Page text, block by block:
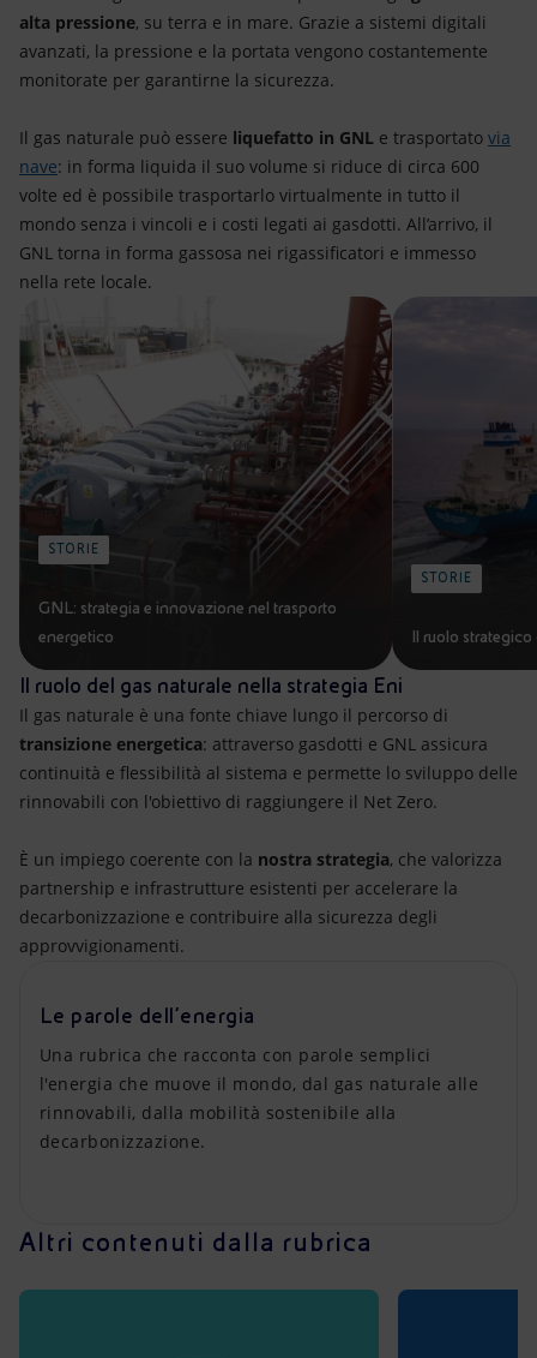
alta pressione, su terra e in mare. Grazie a sistemi digitali
avanzati, la pressione e la portata vengono costantemente
monitorate per garantirne la sicurezza.
Il gas naturale può essere liquefatto in GNL e trasportato via
nave: in forma liquida il suo volume si riduce di circa 600
volte ed è possibile trasportarlo virtualmente in tutto il
mondo senza i vincoli e i costi legati ai gasdotti. All’arrivo, il
GNL torna in forma gassosa nei rigassificatori e immesso
nella rete locale.
STORIE
GNL: strategia e innovazione nel trasporto
energetico
STORIE
Il ruolo
Il ruolo del gas naturale nella strategia Eni
Il gas naturale è una fonte chiave lungo il percorso di
transizione energetica: attraverso gasdotti e GNL assicura
continuità e flessibilità al sistema e permette lo sviluppo delle
rinnovabili con l'obiettivo di raggiungere il Net Zero.
È un impiego coerente con la nostra strategia, che valorizza
partnership e infrastrutture esistenti per accelerare la
decarbonizzazione e contribuire alla sicurezza degli
approvvigionamenti.
Le parole dell'energia
Una rubrica che racconta con parole semplici
l'energia che muove il mondo, dal gas naturale alle
rinnovabili, dalla mobilità sostenibile alla
decarbonizzazione.​
Altri contenuti dalla rubrica